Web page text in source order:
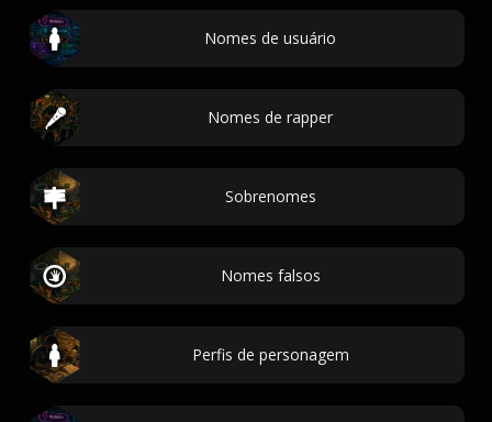
Nomes de usuário
Nomes de rapper
Sobrenomes
Nomes falsos
Perfis de personagem